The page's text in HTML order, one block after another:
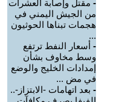
- مقتل وإصابة العشرات
من الجيش اليمني في
هجمات تبناها الحوثيون
...
- أسعار النفط ترتفع
وسط مخاوف بشأن
إمدادات الخليج والوضع
في مض ...
- بعد اتهامات -الابتزاز-..